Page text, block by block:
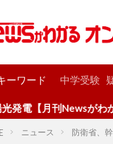
ーワード 中学受験
がわかる９月号】
ニュース 防衛省、